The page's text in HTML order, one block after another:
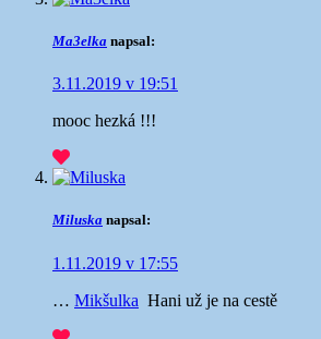
Ma3elka napsal:
3.11.2019 v 19:51
mooc hezká !!!
Miluska napsal:
1.11.2019 v 17:55
… Mikšulka Hani už je na cestě